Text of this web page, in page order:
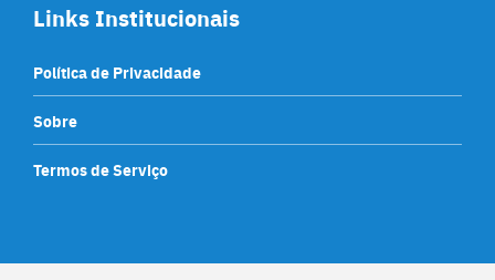
Links Institucionais
Política de Privacidade
Sobre
Termos de Serviço